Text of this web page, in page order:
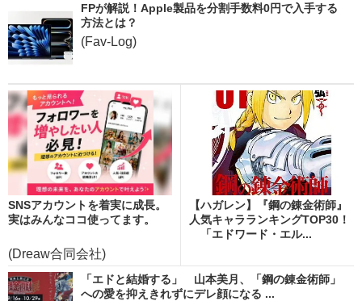
FPが解説！Apple製品を分割手数料0円で入手する
方法とは？
(Fav-Log)
SNSアカウントを着実に成長。
実はみんなココ使ってます。
(Dreaw合同会社)
【ハガレン】『鋼の錬金術師』
人気キャラランキングTOP30！
「エドワード・エル...
「エドと結婚する」 山本美月、「鋼の錬金術師」
への愛を抑えきれずにデレ顔になる ...